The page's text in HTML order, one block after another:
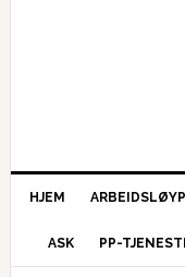
HJEM
ASK PP-